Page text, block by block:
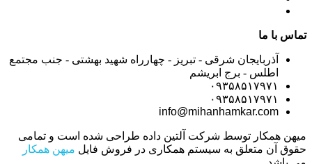
تماس با ما
آذربایجان شرقی - تبریز - چهارراه شهید بهشتی - جنب مجتمع
اطلس - برج ابریشم
۰۹۳۵۸۵۱۷۹۷۱
۰۹۳۵۸۵۱۷۹۷۱
info@mihanhamkar.com
میهن همکار توسط شرکت آلتین داده طراحی شده است و تمامی
حقوق آن متعلق به سیستم همکاری در فروش فایل میهن همکار